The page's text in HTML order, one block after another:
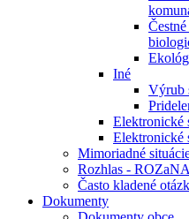
Iné
Výrub
Elektronické
Elektronické
Mimoriadné
Rozhlas - ROZaNA
Často kladené
Dokumenty